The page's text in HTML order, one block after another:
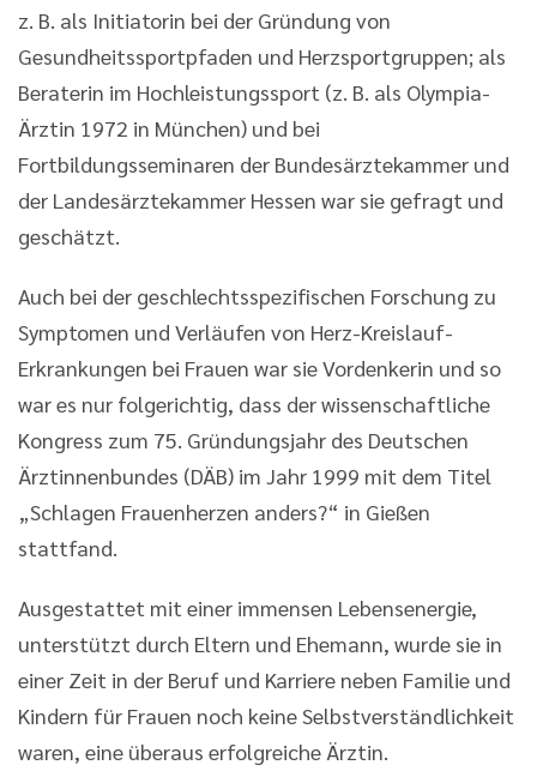
z. B. als Initiatorin bei der Gründung von
Gesundheitssportpfaden und Herzsportgruppen; als
Beraterin im Hochleistungssport (z. B. als Olympia-
Ärztin 1972 in München) und bei
Fortbildungsseminaren der Bundesärztekammer und
der Landesärztekammer Hessen war sie gefragt und
geschätzt.
Auch bei der geschlechtsspezifischen Forschung zu
Symptomen und Verläufen von Herz-Kreislauf-
Erkrankungen bei Frauen war sie Vordenkerin und so
war es nur folgerichtig, dass der wissenschaftliche
Kongress zum 75. Gründungsjahr des Deutschen
Ärztinnenbundes (DÄB) im Jahr 1999 mit dem Titel
„Schlagen Frauenherzen anders?“ in Gießen
stattfand.
Ausgestattet mit einer immensen Lebensenergie,
unterstützt durch Eltern und Ehemann, wurde sie in
einer Zeit in der Beruf und Karriere neben Familie und
Kindern für Frauen noch keine Selbstverständlichkeit
waren, eine überaus erfolgreiche Ärztin.